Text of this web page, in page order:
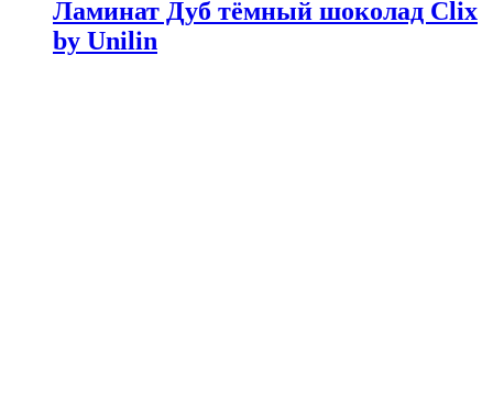
Ламинат Дуб тёмный шоколад Clix
by Unilin